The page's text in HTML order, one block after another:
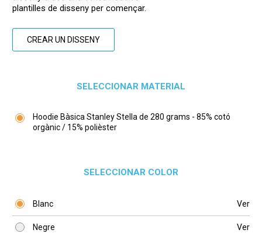
plantilles de disseny per començar.
CREAR UN DISSENY
SELECCIONAR MATERIAL
Hoodie Bàsica Stanley Stella de 280 grams - 85% cotó
orgànic / 15% polièster
SELECCIONAR COLOR
Blanc Ver
Negre Ver